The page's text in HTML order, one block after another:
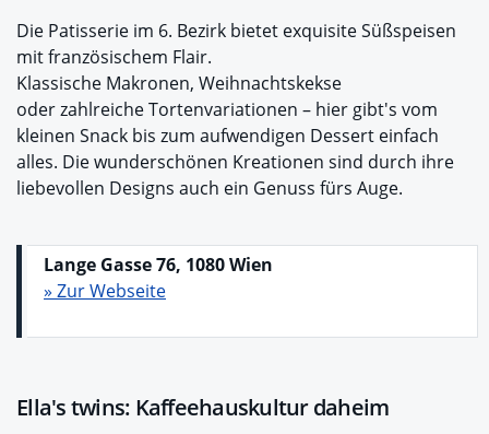
Die Patisserie im 6. Bezirk bietet exquisite Süßspeisen
mit französischem Flair.
Klassische Makronen, Weihnachtskekse
oder zahlreiche Tortenvariationen – hier gibt's vom
kleinen Snack bis zum aufwendigen Dessert einfach
alles. Die wunderschönen Kreationen sind durch ihre
liebevollen Designs auch ein Genuss fürs Auge.
Lange Gasse 76, 1080 Wien
» Zur Webseite
Ella's twins: Kaffeehauskultur daheim